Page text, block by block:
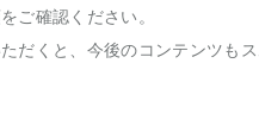
ご確認ください。
だくと、今後のコンテンツも